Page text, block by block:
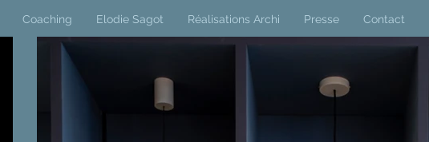
Coaching Elodie Sagot Réalisations Archi Presse Contact